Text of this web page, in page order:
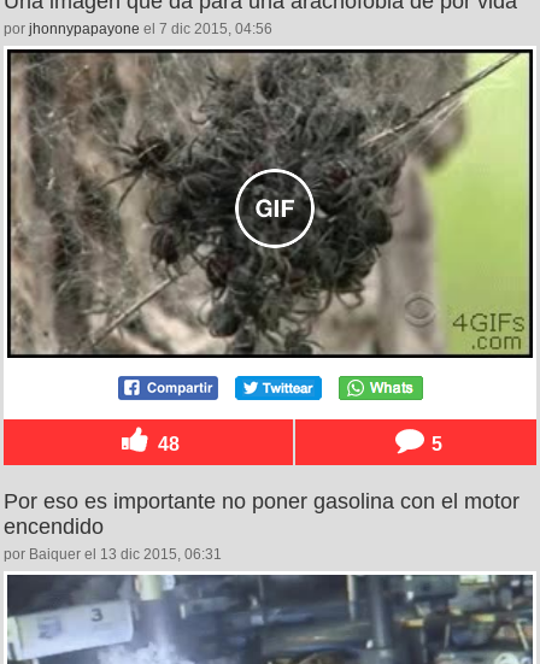
por jhonnypapayone el 7 dic 2015, 04:56
48 5
Por eso es importante no poner gasolina con el motor
encendido
por Baiquer el 13 dic 2015, 06:31